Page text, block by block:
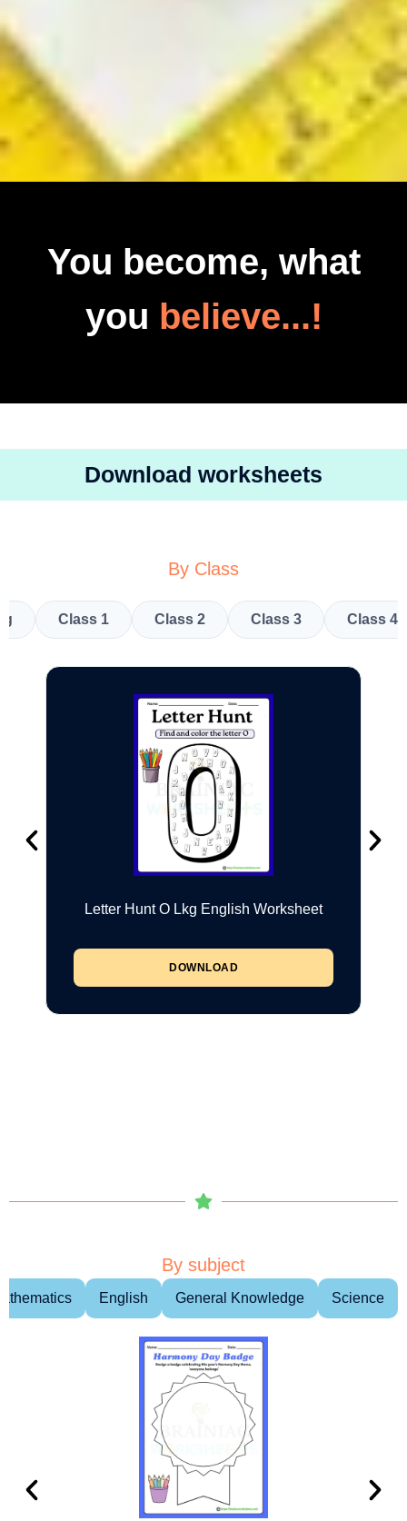
You become, what
you believe...!
Download worksheets
By Class
Class 1 Class 2 Class 3 Class 4
Letter Hunt O Lkg English Worksheet
DOWNLOAD
By subject
English General Knowledge Science